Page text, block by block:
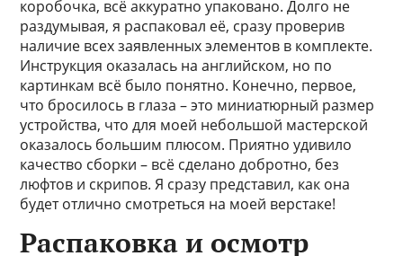
коробочка, всё аккуратно упаковано. Долго не
раздумывая, я распаковал её, сразу проверив
наличие всех заявленных элементов в комплекте.
Инструкция оказалась на английском, но по
картинкам всё было понятно. Конечно, первое,
что бросилось в глаза – это миниатюрный размер
устройства, что для моей небольшой мастерской
оказалось большим плюсом. Приятно удивило
качество сборки – всё сделано добротно, без
люфтов и скрипов. Я сразу представил, как она
будет отлично смотреться на моей верстаке!
Распаковка и осмотр